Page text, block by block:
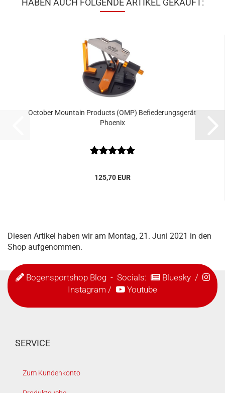
HABEN AUCH FOLGENDE ARTIKEL GEKAUFT:
October Mountain Products (OMP) Befiederungsgerät
Phoenix
125,70 EUR
Diesen Artikel haben wir am Montag, 21. Juni 2021 in den
Shop aufgenommen.
Bogensportshop Blog- Socials: Bluesky/
Instagram / Youtube
SERVICE
Zum Kundenkonto